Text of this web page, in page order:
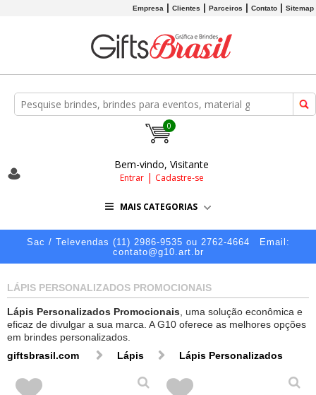
Empresa Clientes Parceiros Contato Sitemap
0
Bem-vindo, Visitante
Entrar| Cadastre-se
MAIS CATEGORIAS
Sac / Televendas (11) 2986-9535 ou 2762-4664
Email:
contato@g10.art.br
LÁPIS PERSONALIZADOS PROMOCIONAIS
Lápis Personalizados Promocionais , uma solução econômica e
eficaz de divulgar a sua marca. A G10 oferece as melhores opções
em brindes personalizados.
giftsbrasil.com
Lápis Lápis Personalizados